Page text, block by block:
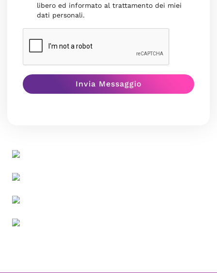
libero ed informato al trattamento dei miei
dati personali.